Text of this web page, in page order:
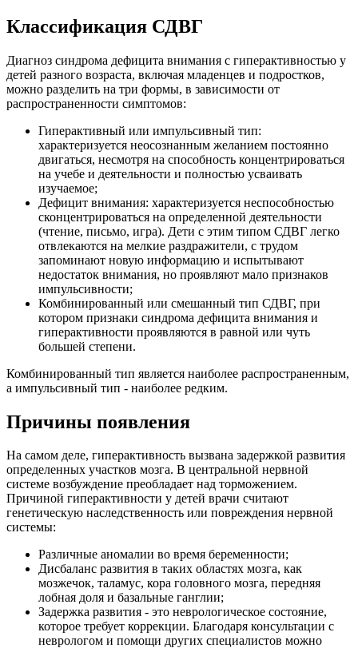
Классификация СДВГ
Диагноз синдрома дефицита внимания с гиперактивностью у
детей разного возраста, включая младенцев и подростков,
можно разделить на три формы, в зависимости от
распространенности симптомов:
Гиперактивный или импульсивный тип:
характеризуется неосознанным желанием постоянно
двигаться, несмотря на способность концентрироваться
на учебе и деятельности и полностью усваивать
изучаемое;
Дефицит внимания: характеризуется неспособностью
сконцентрироваться на определенной деятельности
(чтение, письмо, игра). Дети с этим типом СДВГ легко
отвлекаются на мелкие раздражители, с трудом
запоминают новую информацию и испытывают
недостаток внимания, но проявляют мало признаков
импульсивности;
Комбинированный или смешанный тип СДВГ, при
котором признаки синдрома дефицита внимания и
гиперактивности проявляются в равной или чуть
большей степени.
Комбинированный тип является наиболее распространенным,
а импульсивный тип - наиболее редким.
Причины появления
На самом деле, гиперактивность вызвана задержкой развития
определенных участков мозга. В центральной нервной
системе возбуждение преобладает над торможением.
Причиной гиперактивности у детей врачи считают
генетическую наследственность или повреждения нервной
системы:
Различные аномалии во время беременности;
Дисбаланс развития в таких областях мозга, как
мозжечок, таламус, кора головного мозга, передняя
лобная доля и базальные ганглии;
Задержка развития - это неврологическое состояние,
которое требует коррекции. Благодаря консультации с
неврологом и помощи других специалистов можно